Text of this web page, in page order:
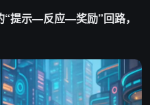
“提示—反应—奖励”回路，